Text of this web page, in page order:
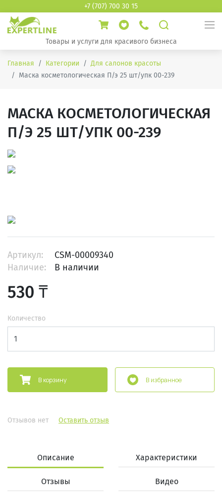
+7 (707) 700 30 15
Товары и услуги для красивого бизнеса
Главная Категории
Для салонов красоты
Маска косметологическая П/э 25 шт/упк 00-239
МАСКА КОСМЕТОЛОГИЧЕСКАЯ
П/Э 25 ШТ/УПК 00-239
Артикул:
CSM-00009340
Наличие:
В наличии
530 ₸
Количество
В корзину В избранное
Отзывов нет Оставить отзыв
Описание Характеристики
Отзывы Видео